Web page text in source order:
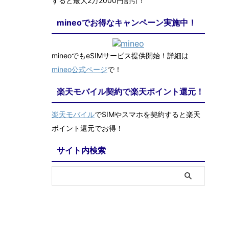
mineoでお得なキャンペーン実施中！
mineoでもeSIMサービス提供開始！詳細は
mineo公式ページで！
楽天モバイル契約で楽天ポイント還元！
楽天モバイルでSIMやスマホを契約すると楽天
ポイント還元でお得！
サイト内検索